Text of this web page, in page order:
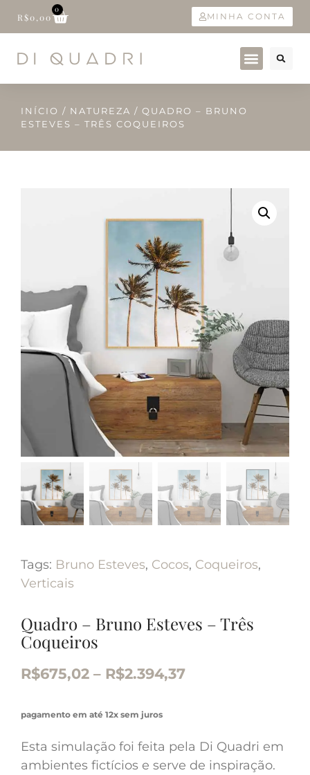
R$0,00
0
MINHA CONTA
INÍCIO / NATUREZA / QUADRO – BRUNO
ESTEVES – TRÊS COQUEIROS
Tags: Bruno Esteves, Cocos, Coqueiros,
Verticais
Quadro – Bruno Esteves – Três
Coqueiros
R$675,02 – R$2.394,37
pagamento em até 12x sem juros
Esta simulação foi feita pela Di Quadri em
ambientes fictícios e serve de inspiração.